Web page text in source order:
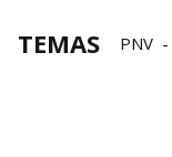
TEMAS PNV